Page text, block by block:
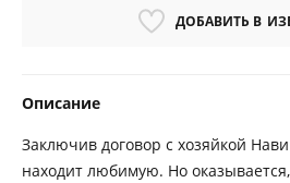
ДОБАВИТЬ В
Описание
Заключив договор с хозяйкой
находит любимую. Но